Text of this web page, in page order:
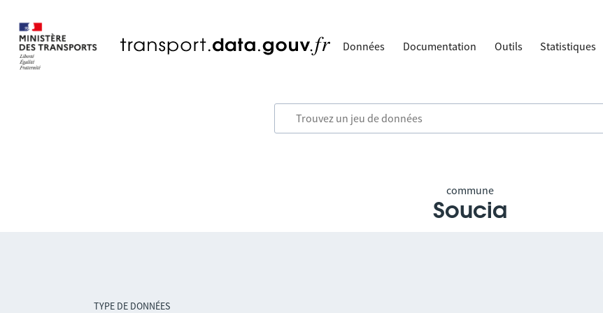
Données Documentation Outils Statistiques
commune
Soucia
TYPE DE DONNÉES